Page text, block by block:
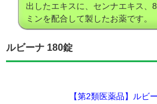
出したエキスに、センナエキス、
ミンを配合して製したお薬です。
ルビーナ 180錠
【第2類医薬品】ルビ